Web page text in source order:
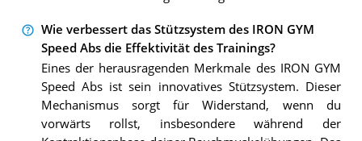
Wie verbessert das Stützsystem des IRON GYM
Speed Abs die Effektivität des Trainings?
Eines der herausragenden Merkmale des IRON GYM
Speed Abs ist sein innovatives Stützsystem. Dieser
Mechanismus sorgt für Widerstand, wenn du
vorwärts rollst, insbesondere während der